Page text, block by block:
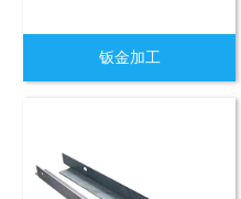
钣金加工